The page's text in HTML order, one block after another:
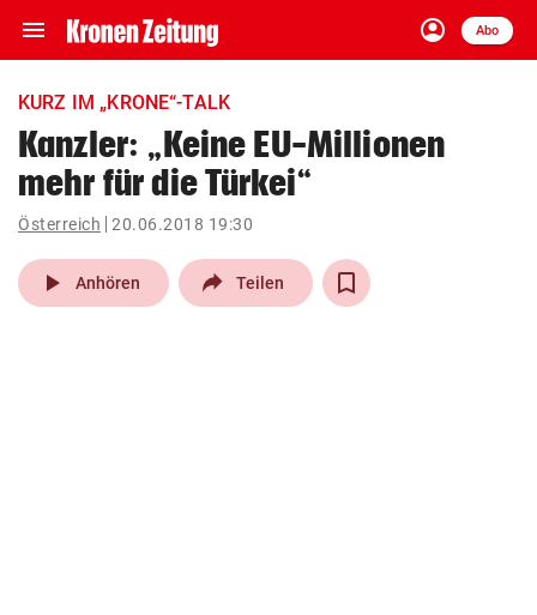
menu Navigation
ein-/ausklappen
account_circle
Anmelden
Abo
close Schließen
account_circle Anmelden
pin_drop
Wien arrow_right
KURZ IM „KRONE“-TALK
Kanzler: „Keine EU-Millionen
mehr für die Türkei“
Österreich 20.06.2018 19:30
play_arrow Anhören Teilen